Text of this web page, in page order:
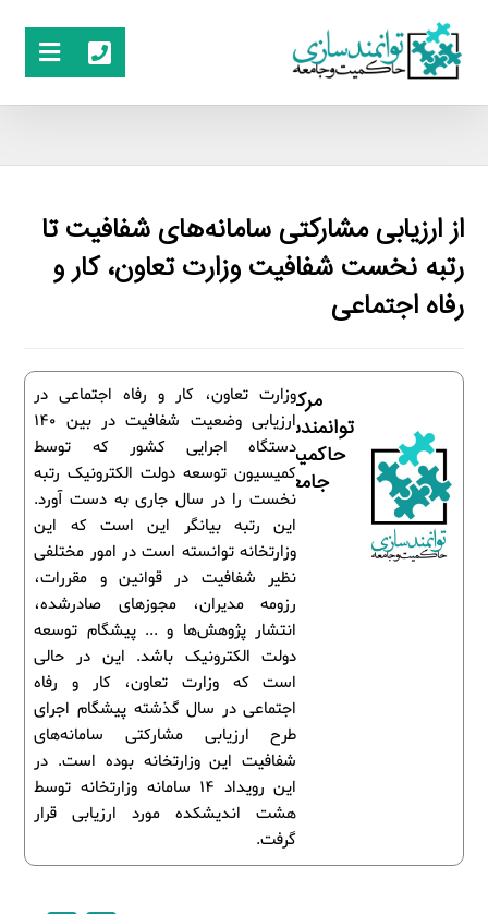
از ارزیابی مشارکتی سامانه‌های شفافیت تا
رتبه نخست شفافیت وزارت تعاون، کار و
رفاه اجتماعی
وزارت تعاون، کار و رفاه اجتماعی در
ارزیابی وضعیت شفافیت در بین 140
دستگاه اجرایی کشور که توسط
کمیسیون توسعه دولت الکترونیک رتبه
نخست را در سال جاری به دست آورد.
این رتبه بیانگر این است که این
وزارتخانه توانسته است در امور مختلفی
نظیر شفافیت در قوانین و مقررات،
رزومه مدیران، مجوزهای صادرشده،
انتشار پژوهش‌ها و ... پیشگام توسعه
دولت الکترونیک باشد. این در حالی
است که وزارت تعاون، کار و رفاه
اجتماعی در سال گذشته پیشگام اجرای
طرح ارزیابی مشارکتی سامانه‌های
شفافیت این وزارتخانه بوده است. در
این رویداد 14 سامانه وزارتخانه توسط
هشت اندیشکده مورد ارزیابی قرار
گرفت.
مرکز
توانمندسازی
حاکمیت و
جامعه